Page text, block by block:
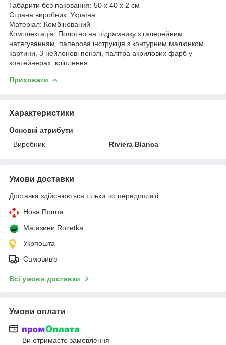
Габарити без паковання: 50 x 40 x 2 см
Страна виробник: Україна
Матеріал: Комбінований
Комплектація: Полотно на підрамнику з галерейним
натягуванням, паперова інструкція з контурним малюнком
картини, 3 нейлонові пензлі, палітра акрилових фарб у
контейнерах, кріплення
Приховати
Характеристики
Основні атрибути
Виробник
Riviera Blanca
Умови доставки
Доставка здійснюється тільки по передоплаті.
Нова Пошта
Магазини Rozetka
Укрпошта
Самовивіз
Всі умови доставки
Умови оплати
Ви отримаєте замовлення